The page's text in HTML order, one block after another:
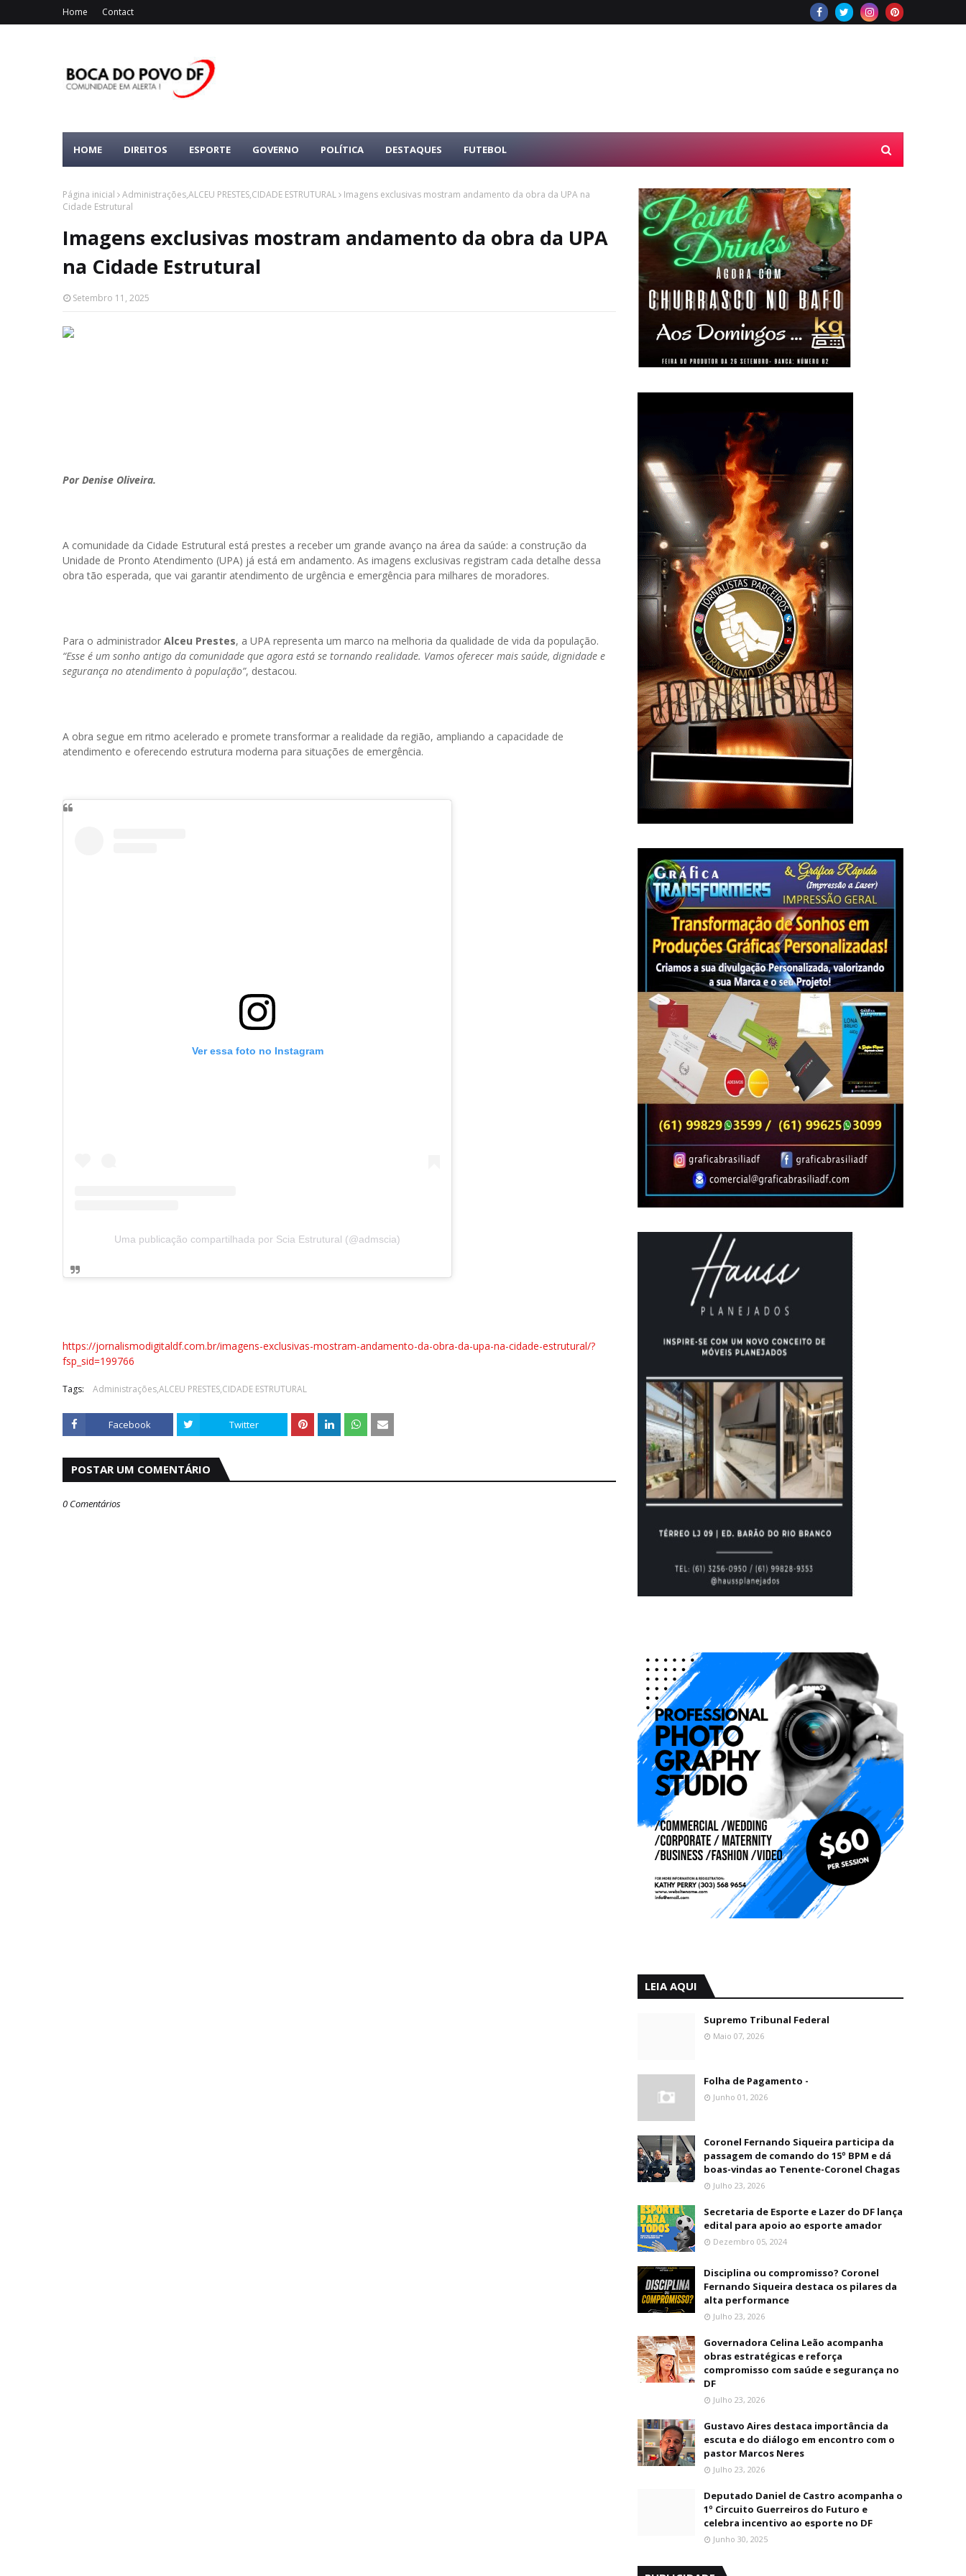
Home Contact
HOME DIREITOS ESPORTE GOVERNO POLÍTICA DESTAQUES FUTEBOL
Página inicial Administrações,ALCEU PRESTES,CIDADE ESTRUTURAL
Imagens exclusivas mostram andamento da obra da UPA na
Cidade Estrutural
Imagens exclusivas mostram andamento da obra da UPA
na Cidade Estrutural
Setembro 11, 2025
Por Denise Oliveira.
A comunidade da Cidade Estrutural está prestes a receber um grande avanço na área da saúde: a construção da
Unidade de Pronto Atendimento (UPA) já está em andamento. As imagens exclusivas registram cada detalhe dessa
obra tão esperada, que vai garantir atendimento de urgência e emergência para milhares de moradores.
Para o administrador Alceu Prestes, a UPA representa um marco na melhoria da qualidade de vida da população.
“Esse é um sonho antigo da comunidade que agora está se tornando realidade. Vamos oferecer mais saúde, dignidade e
segurança no atendimento à população”, destacou.
A obra segue em ritmo acelerado e promete transformar a realidade da região, ampliando a capacidade de
atendimento e oferecendo estrutura moderna para situações de emergência.
Ver essa foto no Instagram
Uma publicação compartilhada por Scia Estrutural (@admscia)
https://jornalismodigitaldf.com.br/imagens-exclusivas-mostram-andamento-da-obra-da-upa-na-cidade-estrutural/?
fsp_sid=199766
Tags: Administrações,ALCEU PRESTES,CIDADE ESTRUTURAL
Facebook Twitter
POSTAR UM COMENTÁRIO
0 Comentários
LEIA AQUI
Supremo Tribunal Federal
Maio 07, 2026
Folha de Pagamento -
Junho 01, 2026
Coronel Fernando Siqueira participa da
passagem de comando do 15º BPM e dá
boas-vindas ao Tenente-Coronel Chagas
Julho 23, 2026
Secretaria de Esporte e Lazer do DF lança
edital para apoio ao esporte amador
Dezembro 05, 2024
Disciplina ou compromisso? Coronel
Fernando Siqueira destaca os pilares da
alta performance
Julho 23, 2026
Governadora Celina Leão acompanha
obras estratégicas e reforça
compromisso com saúde e segurança no
DF
Julho 23, 2026
Gustavo Aires destaca importância da
escuta e do diálogo em encontro com o
pastor Marcos Neres
Julho 23, 2026
Deputado Daniel de Castro acompanha o
1º Circuito Guerreiros do Futuro e
celebra incentivo ao esporte no DF
Junho 30, 2025